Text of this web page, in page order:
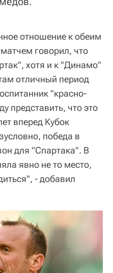
отношение к обеим
говорил, что
хотя и к "Динамо"
отличный период
"красно-
представить, что это
вперед Кубок
победа в
для "Спартака". В
явно не то место,
- добавил